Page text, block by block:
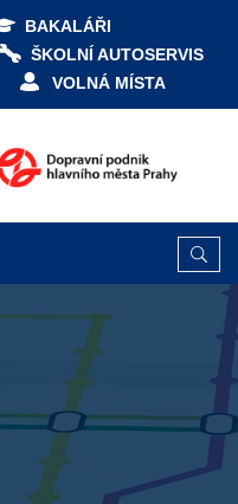
BAKALÁŘI
ŠKOLNÍ AUTOSERVIS
VOLNÁ MÍSTA